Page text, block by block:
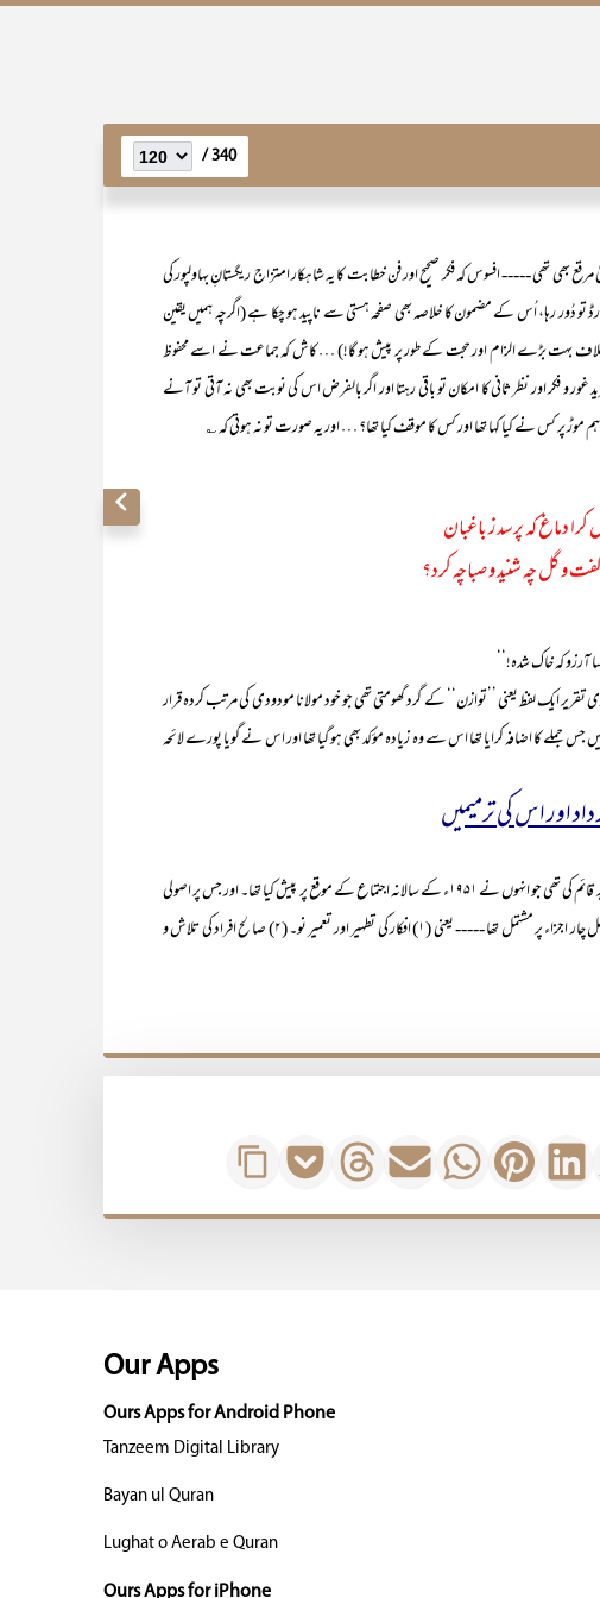
340 /
بھی تھی ----- افسوس کہ فکر صحیح اور فن خطابت کا یہ شاہکار امتزاج ریگستانِ بہاولپور کی
دُور رہا، اُس کے مضمون کا خلاصہ بھی صفحہ ہستی سے ناپید ہو چکا ہے (اگرچہ ہمیں یقین
بہت بڑے الزام اور حجت کے طور پر پیش ہو گا!) … کاش کہ جماعت نے اسے محفوظ
غور و فکر اور نظر ثانی کا امکان تو باقی رہتا اور اگر بالفرض اس کی نوبت بھی نہ آتی تو آنے
پر کس نے کیا کہا تھا اور کس کا موقف کیا تھا؟ … اور یہ صورت تو نہ ہوتی کہ ؎
کرا دماغ کہ پرسد ز باغبان
و گل چہ شنید و صباچہ کرد؟
کہ خاک شدہ!‘‘
ایک لفظ یعنی ’’توازن‘‘ کے گرد گھومتی تھی جو خود مولانا مودودی کی مرتب کردہ قرار
جملے کا اضافہ کرایا تھا اس سے وہ زیادہ مؤکد بھی ہو گیا تھا اور اس نے گویا پورے لائحہ
اور اس کی ترمیمیں
مولانا مودودی نے اپنی قرار داد کی بناء اس لائحہ عمل پر قائم کی تھی جو انہوں نے ۱۹۵۱ء کے سالانہ اجتماع کے موقع پر پیش کیا تھا۔ اور جس پر اصولی
اعتبار سے جماعت اُس وقت سے عمل پیرا تھی ----- یہ لائحہ عمل چار اجزاء پر مشتمل تھا ----- یعنی (۱) افکار کی تطہیر اور تعمیر نو۔ (۲) صالح افراد کی تلاش و
Our Apps
Ours Apps for Android Phone
Tanzeem Digital Library
Bayan ul Quran
Lughat o Aerab e Quran
Ours Apps for iPhone